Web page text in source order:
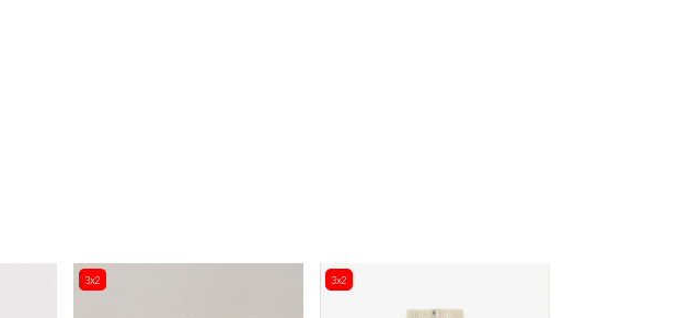
3x2 3x2